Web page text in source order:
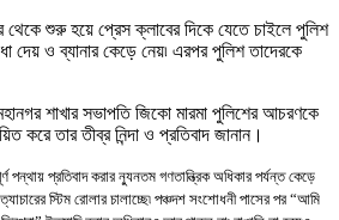
থেকে শুরু হয়ে প্রেস ক্লাবের দিকে যেতে চাইলে পুলিশ
দেয় ও ব্যানার কেড়ে নেয়৷ এরপর পুলিশ তাদেরকে
শাখার সভাপতি জিকো মারমা পুলিশের আচরণকে
করে তার তীব্র নিন্দা ও প্রতিবাদ জানান।
পন্থায় প্রতিবাদ করার ন্যুনতম গণতান্ত্রিক অধিকার পর্যন্ত কেড়ে
স্টিম রোলার চালাচ্ছে৷ পঞ্চদশ সংশোধনী পাসের পর “আমি